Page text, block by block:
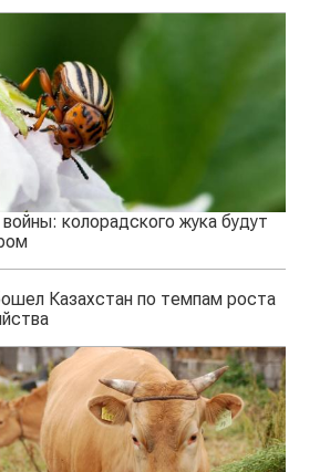
колорадского жука будут
Казахстан по темпам роста